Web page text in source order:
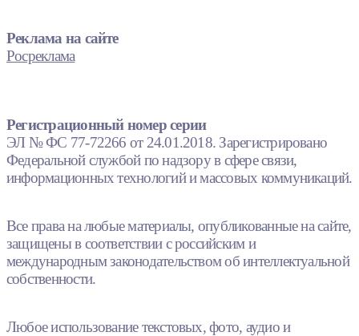
Реклама на сайте
Росреклама
Регистрационный номер серии
ЭЛ № ФС 77-72266 от 24.01.2018. Зарегистрировано
Федеральной службой по надзору в сфере связи,
информационных технологий и массовых коммуникаций.
Все права на любые материалы, опубликованные на сайте,
защищены в соответствии с российским и
международным законодательством об интеллектуальной
собственности.
Любое использование текстовых, фото, аудио и